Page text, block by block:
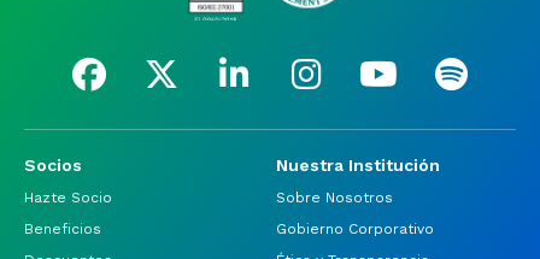
Socios
Hazte Socio
Beneficios
Nuestra Institución
Sobre Nosotros
Gobierno Corporativo